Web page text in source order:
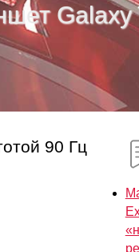
Galaxy
90 Гц